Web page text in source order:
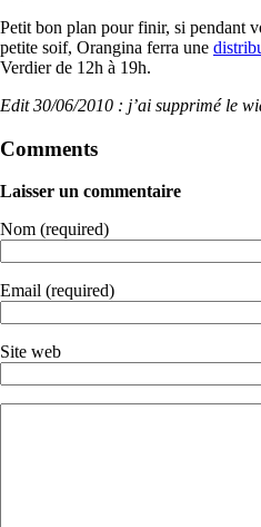
Petit bon plan pour finir, si pendant
petite soif, Orangina ferra une
Verdier de 12h à 19h.
Edit 30/06/2010 : j’ai supprimé le
Comments
Laisser un commentaire
Nom (required)
Email (required)
Site web